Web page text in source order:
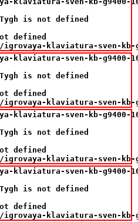
is not defined
defined
klaviatura-sven-
sven-kb-g9400-
is not defined
defined
klaviatura-sven-
sven-kb-g9400-
is not defined
defined
klaviatura-sven-
sven-kb-g9400-
is not defined
defined
klaviatura-sven-